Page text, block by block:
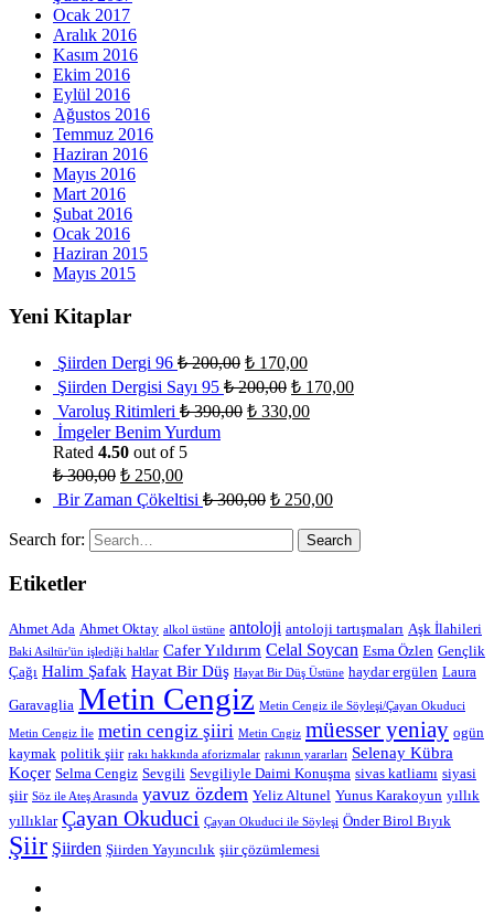
Ocak 2017
Aralık 2016
Kasım 2016
Ekim 2016
Eylül 2016
Ağustos 2016
Temmuz 2016
Haziran 2016
Mayıs 2016
Mart 2016
Şubat 2016
Ocak 2016
Haziran 2015
Mayıs 2015
Yeni Kitaplar
Şiirden Dergi 96 ₺200,00 ₺ 170,00
Şiirden Dergisi Sayı 95 ₺200,00 ₺ 170,00
Varoluş Ritimleri ₺390,00 ₺ 330,00
İmgeler Benim Yurdum
Rated 4.50 out of 5
₺300,00 ₺ 250,00
Bir Zaman Çökeltisi ₺300,00 ₺ 250,00
Search for:
Etiketler
Ahmet Ada Ahmet Oktay alkol üstüne antoloji antoloji tartışmaları Aşk İlahileri
Baki Asiltür'ün işlediği haltlar Cafer Yıldırım Celal Soycan Esma Özlen Gençlik
Çağı Halim Şafak Hayat Bir Düş Hayat Bir Düş Üstüne haydar ergülen Laura
Garavaglia Metin Cengiz Metin Cengiz ile Söyleşi/Çayan Okuduci
Metin Cengiz İle metin cengiz şiiri Metin Cngiz müesser yeniay ogün
kaymak politik şiir rakı hakkında aforizmalar rakının yararları Selenay Kübra
Koçer Selma Cengiz Sevgili Sevgiliyle Daimi Konuşma sivas katliamı siyasi
şiir Söz ile Ateş Arasında yavuz özdem Yeliz Altunel Yunus Karakoyun yıllık
yıllıklar Çayan Okuduci Çayan Okuduci ile Söyleşi Önder Birol Bıyık
Şiir Şiirden Şiirden Yayıncılık şiir çözümlemesi